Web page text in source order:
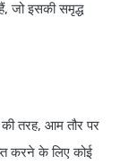
जो इसकी समृद्ध
की तरह, आम तौर पर
करने के लिए कोई